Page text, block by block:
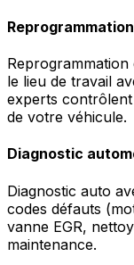
le lieu de travail
experts contrôlent
de votre véhicule.
Diagnostic
Diagnostic auto
codes défauts
vanne EGR,
maintenance.